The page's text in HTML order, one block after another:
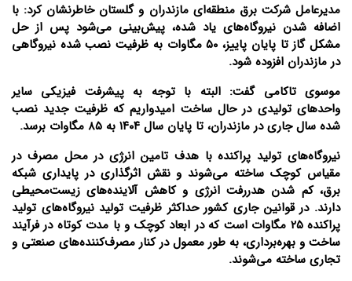
مدیرعامل شرکت برق منطقه‌ای مازندران و گلستان خاطرنشان کرد: با
اضافه شدن نیروگاه‌های یاد شده، پیش‌بینی می‌شود پس از حل
مشکل گاز تا پایان پاییز، ۵۰ مگاوات به ظرفیت نصب شده نیروگاهی
در مازندران افزوده شود.
موسوی تاکامی گفت: البته با توجه به پیشرفت فیزیکی سایر
واحدهای تولیدی در حال ساخت امیدواریم که ظرفیت جدید نصب
شده سال جاری در مازندران، تا پایان سال ۱۴۰۴ به ۸۵ مگاوات برسد.
نیروگاه‌های تولید پراکنده با هدف تامین انرژی در محل مصرف در
مقیاس کوچک ساخته می‌شوند و نقش اثرگذاری در پایداری شبکه
برق، کم شدن هدررفت انرژی و کاهش آلاینده‌های زیست‌محیطی
دارند. در قوانین جاری کشور حداکثر ظرفیت تولید نیروگاه‌های تولید
پراکنده ۲۵ مگاوات است که در ابعاد کوچک و با مدت کوتاه در فرآیند
ساخت و بهره‌برداری، به طور معمول در کنار مصرف‌کننده‌های صنعتی و
تجاری ساخته می‌شوند.